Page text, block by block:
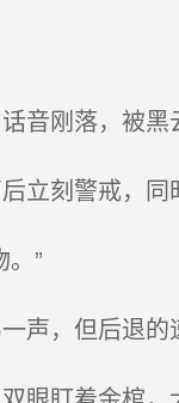
音刚落，被黑
立刻警戒，同
”
声，但后退的